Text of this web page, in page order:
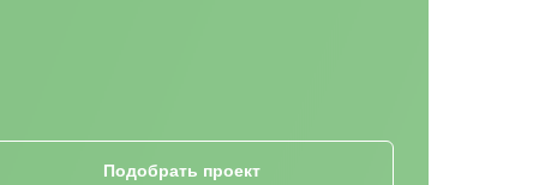
Подобрать проект